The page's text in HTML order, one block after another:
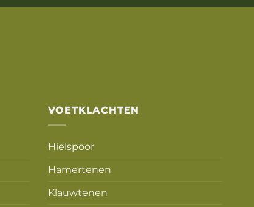
VOETKLACHTEN
Hielspoor
Hamertenen
Klauwtenen